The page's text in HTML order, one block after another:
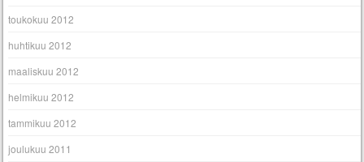
toukokuu 2012
huhtikuu 2012
maaliskuu 2012
helmikuu 2012
tammikuu 2012
joulukuu 2011